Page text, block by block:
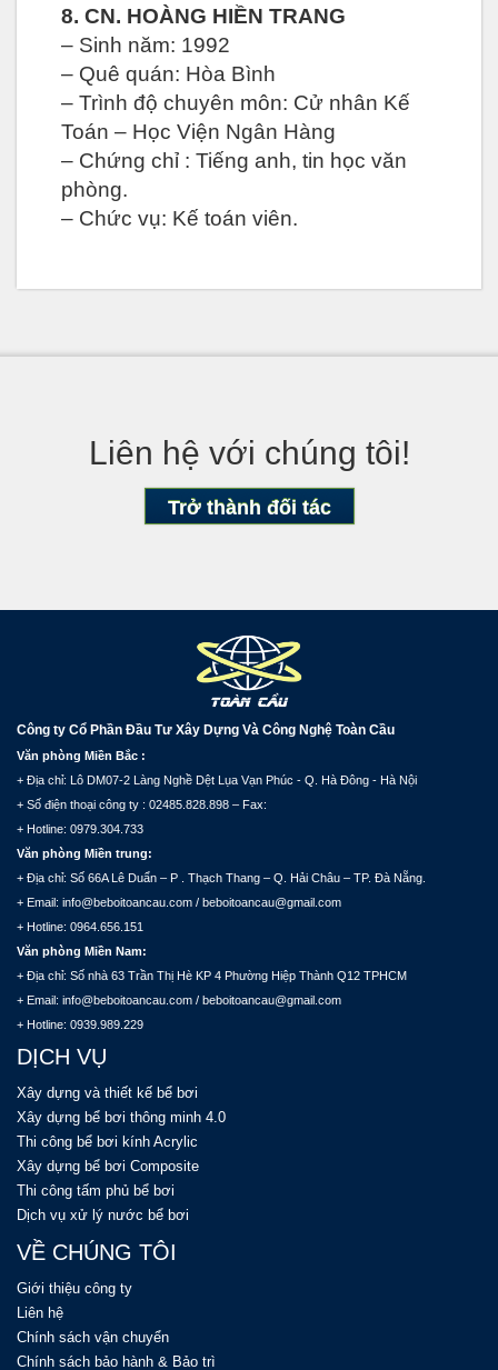
8. CN. HOÀNG HIỀN TRANG
– Sinh năm: 1992
– Quê quán: Hòa Bình
– Trình độ chuyên môn: Cử nhân Kế
Toán – Học Viện Ngân Hàng
– Chứng chỉ : Tiếng anh, tin học văn
phòng.
– Chức vụ: Kế toán viên.
Liên hệ với chúng tôi!
Trở thành đối tác
Công ty Cổ Phần Đầu Tư Xây Dựng Và Công Nghệ Toàn Cầu
Văn phòng Miền Bắc :
+ Địa chỉ: Lô DM07-2 Làng Nghề Dệt Lụa Vạn Phúc - Q. Hà Đông - Hà Nội
+ Số điện thoại công ty : 02485.828.898 – Fax:
+ Hotline: 0979.304.733
Văn phòng Miền trung:
+ Địa chỉ: Số 66A Lê Duẩn – P . Thạch Thang – Q. Hải Châu – TP. Đà Nẵng.
+ Email: info@beboitoancau.com / beboitoancau@gmail.com
+ Hotline: 0964.656.151
Văn phòng Miền Nam:
+ Địa chỉ: Số nhà 63 Trần Thị Hè KP 4 Phường Hiệp Thành Q12 TPHCM
+ Email: info@beboitoancau.com / beboitoancau@gmail.com
+ Hotline: 0939.989.229
DỊCH VỤ
Xây dựng và thiết kế bể bơi
Xây dựng bể bơi thông minh 4.0
Thi công bể bơi kính Acrylic
Xây dựng bể bơi Composite
Thi công tấm phủ bể bơi
Dịch vụ xử lý nước bể bơi
VỀ CHÚNG TÔI
Giới thiệu công ty
Liên hệ
Chính sách vận chuyển
Chính sách bảo hành & Bảo trì